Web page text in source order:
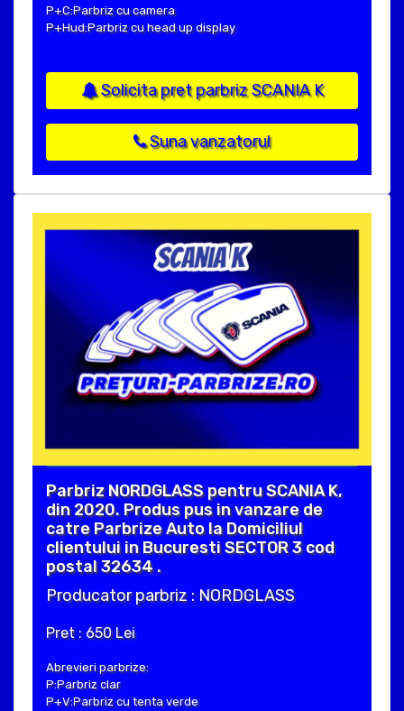
P+C:Parbriz cu camera
P+Hud:Parbriz cu head up display
Solicita pret parbriz SCANIA K
Suna vanzatorul
Parbriz NORDGLASS pentru SCANIA K,
din 2020. Produs pus in vanzare de
catre Parbrize Auto la Domiciliul
clientului in Bucuresti SECTOR 3 cod
postal 32634 .
Producator parbriz : NORDGLASS
Pret : 650 Lei
Abrevieri parbrize:
P:Parbriz clar
P+V:Parbriz cu tenta verde